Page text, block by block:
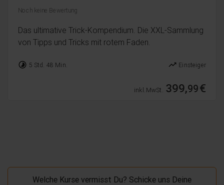
Noch keine Bewertung
Das ultimative Trick-Kompendium. Die XXL-Sammlung
von Tipps und Tricks mit rotem Faden.
timelapse 5 Std. 48 Min. trending_up Einsteiger
inkl. MwSt. 399,99€
Welche Kurse vermisst Du? Schicke uns Deine